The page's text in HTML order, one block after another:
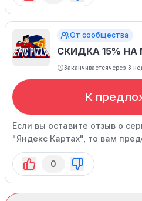
От сообщества
СКИДКА 15%
Заканчиваетсячерез 3
К
Если вы оставите отзыв о
"Яндекс Картах", то вам
кассе. Скидка
самовывоз.
0